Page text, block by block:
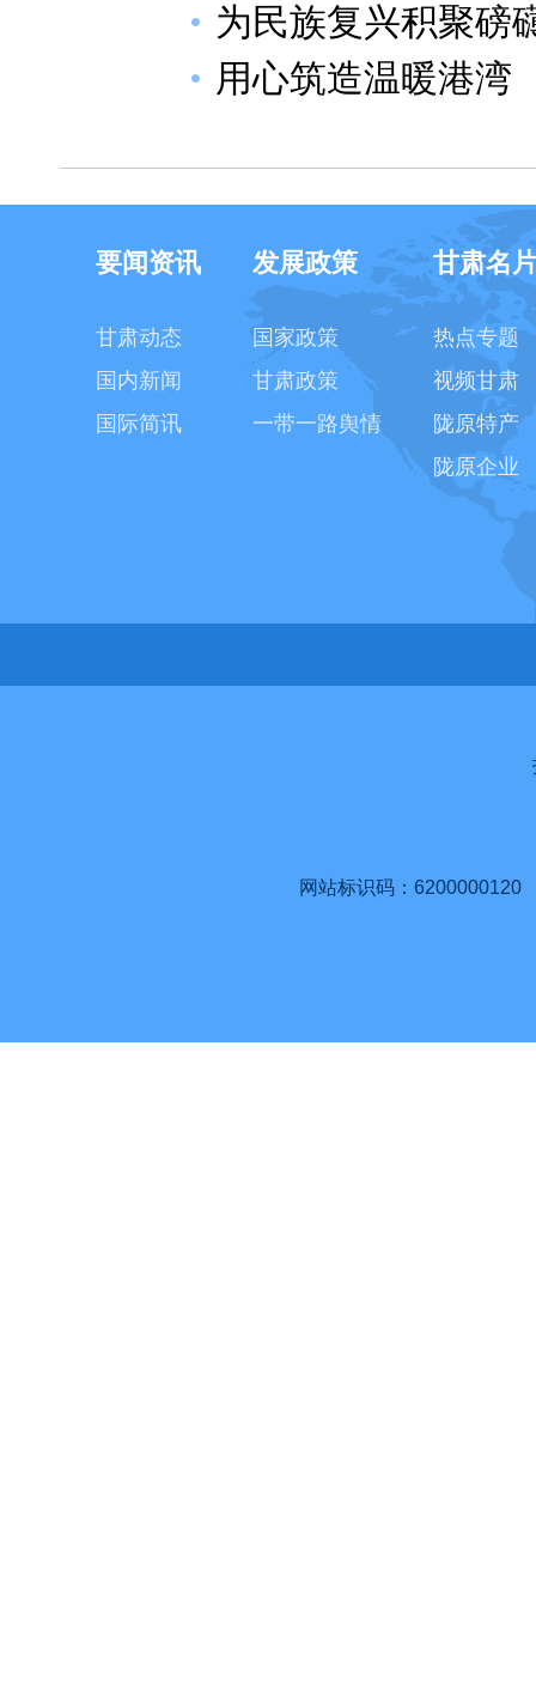
为民族复兴积聚磅
用心筑造温暖港湾
要闻资讯
甘肃动态
国内新闻
国际简讯
发展政策
国家政策
甘肃政策
一带一路舆情
甘肃名
热点专题
视频甘肃
陇原特产
陇原企业
网站标识码：6200000120